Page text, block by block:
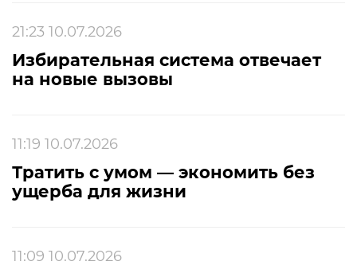
21:23 10.07.2026
Избирательная система отвечает
на новые вызовы
11:19 10.07.2026
Тратить с умом — экономить без
ущерба для жизни
11:09 10.07.2026